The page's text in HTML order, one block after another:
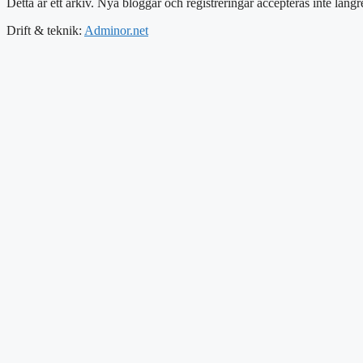
Detta är ett arkiv. Nya bloggar och registreringar accepteras inte
Drift & teknik: Adminor.net